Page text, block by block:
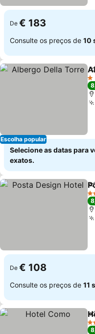
De € 183
Consulte os preços de 10
Escolha popular
1
Selecione as datas para
exatos.
3
De € 108
Consulte os preços de 11
4